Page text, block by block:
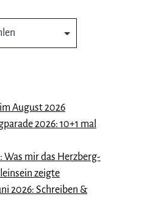
August 2026
2026: 10+1 mal
Was mir das Herzberg-
zeigte
2026: Schreiben &